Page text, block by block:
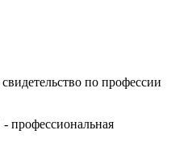
по профессии
профессиональная